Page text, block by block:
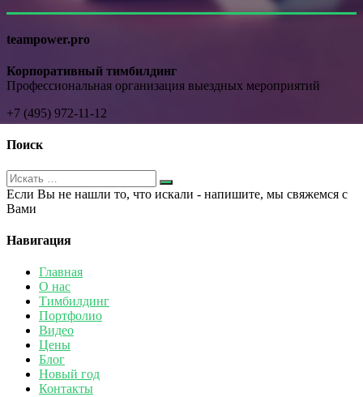
teampower.pro
Корпоративный тимбилдинг
Профессиональная организация выездных мероприятий
+7 (495) 972-11-12
Поиск
Если Вы не нашли то, что искали - напишите, мы свяжемся с
Вами
Навигация
Главная
О нас
Тимбилдинг
Портфолио
Видео
Цены
Блог
Новый год
Контакты